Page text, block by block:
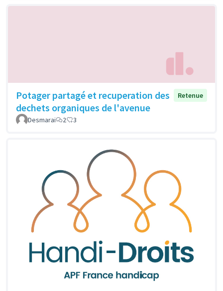
Potager partagé et recuperation des
dechets organiques de l'avenue
Retenue
Desmarai 2 3